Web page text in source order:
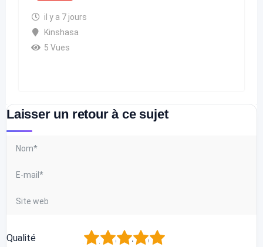
il y a 7 jours
Kinshasa
5 Vues
Laisser un retour à ce sujet
Qualité 5
4
3
2